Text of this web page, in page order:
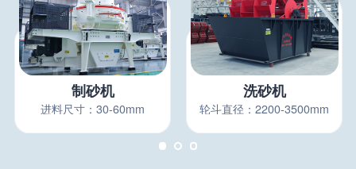
制砂机
进料尺寸：30-60mm
洗砂机
轮斗直径：2200-3500mm